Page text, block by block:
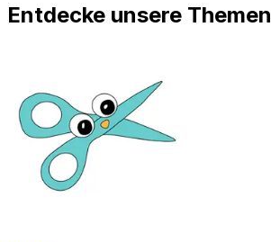
Entdecke unsere Themen